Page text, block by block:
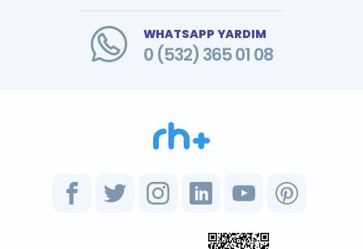
WHATSAPP YARDIM
0 (532) 365 01 08